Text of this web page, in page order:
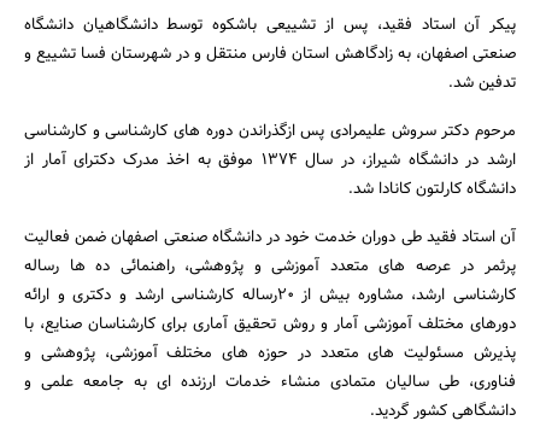
پیکر آن استاد فقید، پس از تشییعی باشکوه توسط دانشگاهیان دانشگاه
صنعتی اصفهان، به زادگاهش استان فارس منتقل و در شهرستان فسا تشییع و
تدفین شد.
مرحوم دکتر سروش علیمرادی پس ازگذراندن دوره های کارشناسی و کارشناسی
ارشد در دانشگاه شیراز، در سال 1374 موفق به اخذ مدرک دکترای آمار از
دانشگاه کارلتون کانادا شد.
آن استاد فقید طی دوران خدمت خود در دانشگاه صنعتی اصفهان ضمن فعالیت
پرثمر در عرصه های متعدد آموزشی و پژوهشی، راهنمائی ده ها رساله
کارشناسی ارشد، مشاوره بیش از 20رساله کارشناسی ارشد و دکتری و ارائه
دورهای مختلف آموزشی آمار و روش تحقیق آماری برای کارشناسان صنایع، با
پذیرش مسئولیت های متعدد در حوزه های مختلف آموزشی، پژوهشی و
فناوری، طی سالیان متمادی منشاء خدمات ارزنده ای به جامعه علمی و
دانشگاهی کشور گردید.